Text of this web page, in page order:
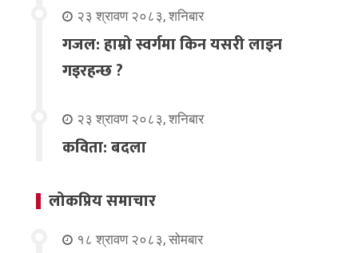
२३ श्रावण २०८३, शनिबार
गजल: हाम्रो स्वर्गमा किन यसरी लाइन
गइरहन्छ ?
२३ श्रावण २०८३, शनिबार
कविता: बदला
लोकप्रिय समाचार
१८ श्रावण २०८३, सोमबार